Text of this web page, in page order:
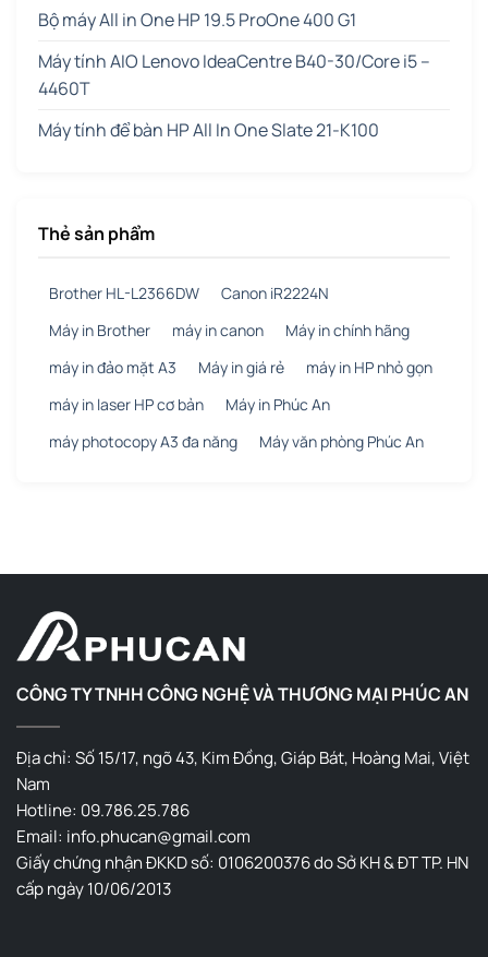
Bộ máy All in One HP 19.5 ProOne 400 G1
Máy tính AIO Lenovo IdeaCentre B40-30/Core i5 –
4460T
Máy tính để bàn HP All In One Slate 21-K100
Thẻ sản phẩm
Brother HL-L2366DW
Canon iR2224N
Máy in Brother
máy in canon
Máy in chính hãng
máy in đảo mặt A3
Máy in giá rẻ
máy in HP nhỏ gọn
máy in laser HP cơ bản
Máy in Phúc An
máy photocopy A3 đa năng
Máy văn phòng Phúc An
CÔNG TY TNHH CÔNG NGHỆ VÀ THƯƠNG MẠI PHÚC AN
Địa chỉ: Số 15/17, ngõ 43, Kim Đồng, Giáp Bát, Hoàng Mai, Việt
Nam
Hotline: 09.786.25.786
Email: info.phucan@gmail.com
Giấy chứng nhận ĐKKD số: 0106200376 do Sở KH & ĐT TP. HN
cấp ngày 10/06/2013